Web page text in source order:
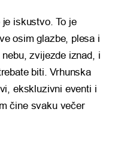
iskustvo. To je
osim glazbe, plesa i
zvijezde iznad, i
biti. Vrhunska
ekskluzivni eventi i
čine svaku večer